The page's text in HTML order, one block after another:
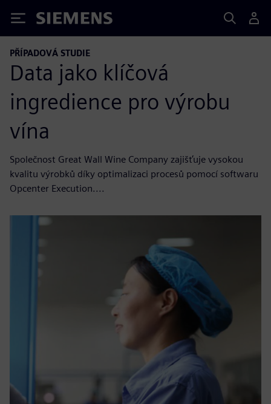
Siemens
PŘÍPADOVÁ STUDIE
Data jako klíčová
ingredience pro výrobu
vína
Společnost Great Wall Wine Company zajišťuje vysokou
kvalitu výrobků díky optimalizaci procesů pomocí softwaru
Opcenter Execution....